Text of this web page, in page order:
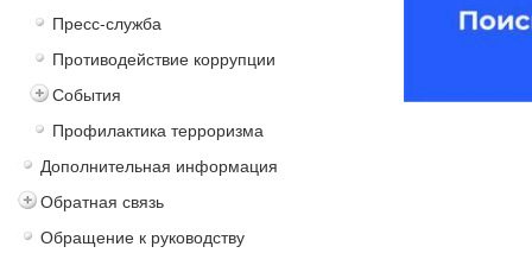
Пресс-служба
Противодействие коррупции
События
Профилактика терроризма
Дополнительная информация
Обратная связь
Обращение к руководству